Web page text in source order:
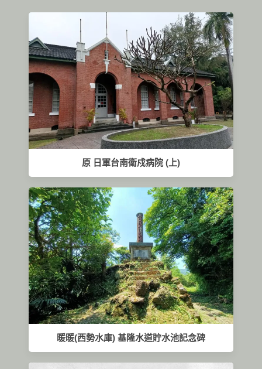
原 日軍台南衛戍病院 (上)
暖暖(西勢水庫) 基隆水道貯水池記念碑